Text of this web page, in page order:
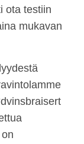
ota testiin
mukavan